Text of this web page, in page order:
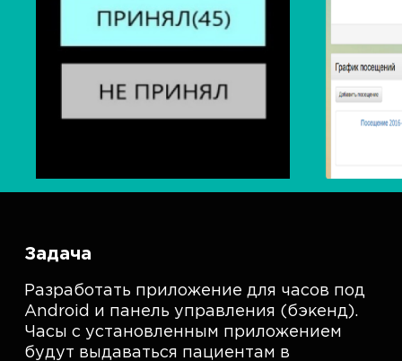
Задача
Разработать приложение для часов под
Android и панель управления (бэкенд).
Часы с установленным приложением
будут выдаваться пациентам в